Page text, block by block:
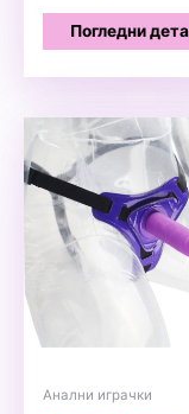
Погледни
Анални играчки